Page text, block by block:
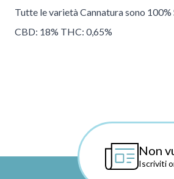
Tutte le varietà Cannatura sono
CBD: 18% THC: 0,65%
Non
Iscriviti